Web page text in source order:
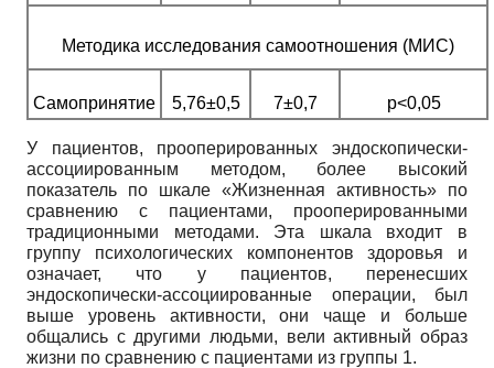
Методика исследования самоотношения (МИС)
Самопринятие 5,76±0,5 7±0,7 p<0,05
У пациентов, прооперированных эндоскопически-
ассоциированным методом, более высокий
показатель по шкале «Жизненная активность» по
сравнению с пациентами, прооперированными
традиционными методами. Эта шкала входит в
группу психологических компонентов здоровья и
означает, что у пациентов, перенесших
эндоскопически-ассоциированные операции, был
выше уровень активности, они чаще и больше
общались с другими людьми, вели активный образ
жизни по сравнению с пациентами из группы 1.